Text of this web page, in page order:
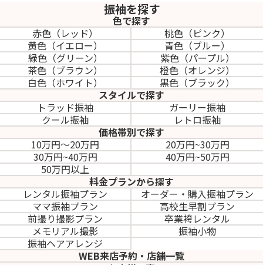
振袖を探す
色で探す
赤色（レッド）
桃色（ピンク）
黄色（イエロー）
青色（ブルー）
緑色（グリーン）
紫色（パープル）
茶色（ブラウン）
橙色（オレンジ）
白色（ホワイト）
黒色（ブラック）
スタイルで探す
トラッド振袖
ガーリー振袖
クール振袖
レトロ振袖
価格帯別で探す
10万円～20万円
20万円~30万円
30万円~40万円
40万円~50万円
50万円以上
料金プランから探す
レンタル振袖プラン
オーダー・購入振袖プラン
ママ振袖プラン
高校生早割プラン
前撮り撮影プラン
卒業袴レンタル
メモリアル撮影
振袖小物
振袖ヘアアレンジ
WEB来店予約・店舗一覧